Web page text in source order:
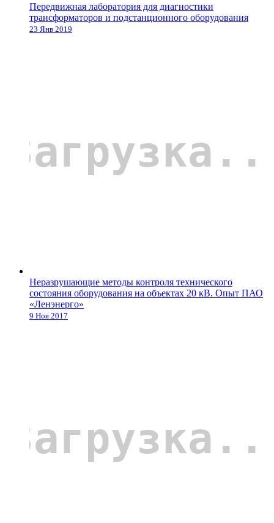
Передвижная лаборатория для диагностики
трансформаторов и подстанционного оборудования
23 Янв 2019
Неразрушающие методы контроля технического
состояния оборудования на объектах 20 кВ. Опыт ПАО
«Ленэнерго»
9 Ноя 2017